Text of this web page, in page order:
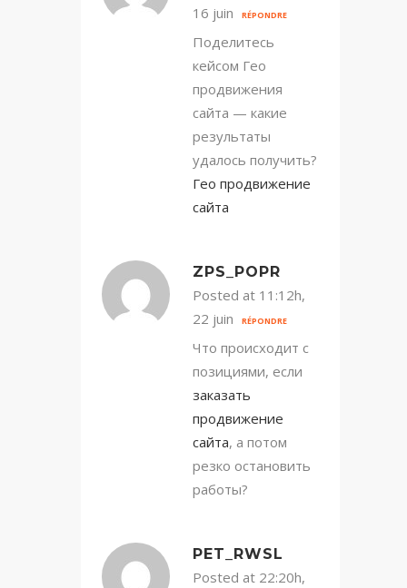
16 juin
RÉPONDRE
Поделитесь
кейсом Гео
продвижения
сайта — какие
результаты
удалось получить?
Гео продвижение
сайта
ZPS_POPR
Posted at 11:12h,
22 juin
RÉPONDRE
Что происходит с
позициями, если
заказать
продвижение
сайта, а потом
резко остановить
работы?
PET_RWSL
Posted at 22:20h,